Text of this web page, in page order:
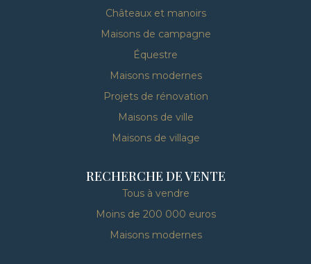
Châteaux et manoirs
Maisons de campagne
Équestre
Maisons modernes
Projets de rénovation
Maisons de ville
Maisons de village
RECHERCHE DE VENTE
Tous à vendre
Moins de 200 000 euros
Maisons modernes